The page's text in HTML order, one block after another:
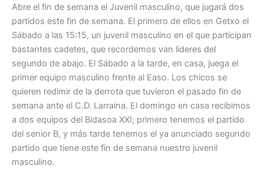
Abre el fin de semana el Juvenil masculino, que jugará dos
partidos este fin de semana. El primero de ellos en Getxo el
Sábado a las 15:15, un juvenil masculino en el que participan
bastantes cadetes, que recordemos van lideres del
segundo de abajo. El Sábado a la tarde, en casa, juega el
primer equipo masculino frente al Easo. Los chicos se
quieren redimir de la derrota que tuvieron el pasado fin de
semana ante el C.D. Larraina. El domingo en casa recibimos
a dos equipos del Bidasoa XXI; primero tenemos el partido
del senior B, y más tarde tenemos el ya anunciado segundo
partido que tiene este fin de semana nuestro juvenil
masculino.